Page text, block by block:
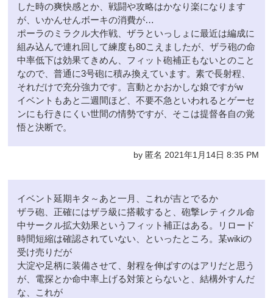
した時の爽快感とか、戦闘や攻略はかなり楽になります
が、いかんせんボーキの消費が…
ポーラのミラクル大作戦、ザラといっしょに最近は編成に
組み込んで連れ回して練度も80こえましたが、ザラ砲の命
中率低下は効果てきめん、フィット砲補正もないとのこと
なので、普通に3号砲に積み換えています。素で長射程、
それだけで充分強力です。言動とかおかしな娘ですがw
イベントもあと二週間ほど、不要不急といわれるとゲーセ
ンにも行きにくい世間の情勢ですが、そこは提督各自の覚
悟と決断で。
by 匿名 2021年1月14日 8:35 PM
イベント延期キタ～あと一月、これが吉とでるか
ザラ砲、正確にはザラ級に搭載すると、砲撃レティクル命
中サークル拡大効果というフィット補正はある。リロード
時間短縮は確認されていない、といったところ。某wikiの
受け売りだが
大淀や足柄に装備させて、射程を伸ばすのはアリだと思う
が、電探とか命中率上げる対策とらないと、結構外すんだ
な、これが